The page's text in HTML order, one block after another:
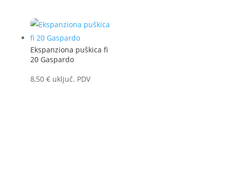
Ekspanziona puškica fi
20 Gaspardo
8,50 € uključ. PDV